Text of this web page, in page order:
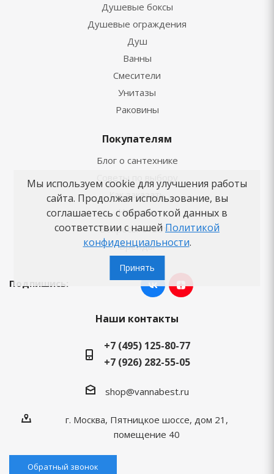
Душевые боксы
Душевые ограждения
Душ
Ванны
Смесители
Унитазы
Раковины
Покупателям
Блог о сантехнике
Советы по выбору
Как заказать
Новости
Вопросы-ответы
Бренды
Подпишись:
Наши контакты
+7 (495) 125-80-77
+7 (926) 282-55-05
shop@vannabest.ru
г. Москва, Пятницкое шоссе, дом 21,
помещение 40
Обратный звонок
Мы используем cookie для улучшения работы
сайта. Продолжая использование, вы
соглашаетесь с обработкой данных в
соответствии с нашей Политикой
конфиденциальности.
Принять